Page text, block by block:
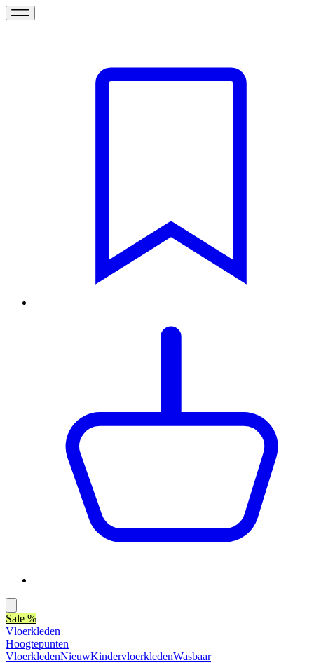
Sale %
Vloerkleden
Hoogtepunten
VloerkledenNieuwKindervloerkledenWasbaar